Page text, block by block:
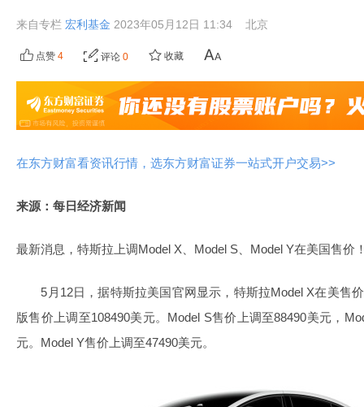
来自专栏 宏利基金 2023年05月12日 11:34 北京
点赞 4 评论 0 收藏
在东方财富看资讯行情，选东方财富证券一站式开户交易>>
来源：每日经济新闻
最新消息，特斯拉上调Model X、Model S、Model Y在美国售价
5月12日，据特斯拉美国官网显示，特斯拉Model X在美售价
版售价上调至108490美元。Model S售价上调至88490美元，
元。Model Y售价上调至47490美元。